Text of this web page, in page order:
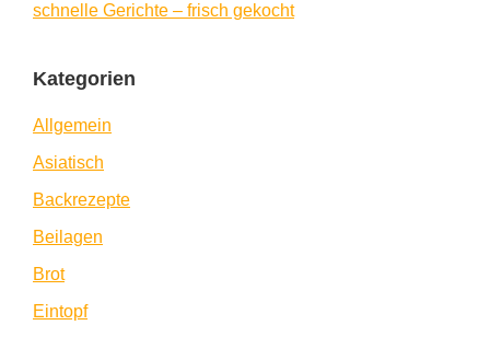
schnelle Gerichte – frisch gekocht
Kategorien
Allgemein
Asiatisch
Backrezepte
Beilagen
Brot
Eintopf